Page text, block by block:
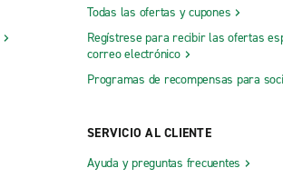
Saint-Jerome Truck Rental
Sainte-Therese Truck Rental
Todas las ofertas y cupones
Regístrese para recibir las ofertas
correo electrónico
Programas de recompensas para
SERVICIO AL CLIENTE
Ayuda y preguntas frecuentes